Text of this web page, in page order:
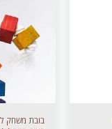
בובת משחק